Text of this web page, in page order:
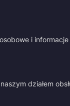
i informacje
działem